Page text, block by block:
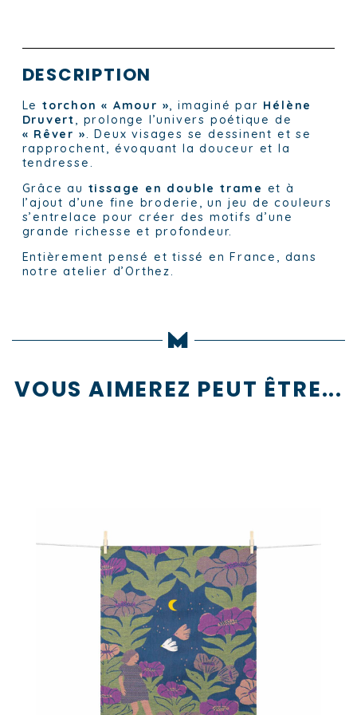
DESCRIPTION
Le torchon « Amour », imaginé par Hélène
Druvert, prolonge l’univers poétique de
« Rêver ». Deux visages se dessinent et se
rapprochent, évoquant la douceur et la
tendresse.
Grâce au tissage en double trame et à
l’ajout d’une fine broderie, un jeu de couleurs
s’entrelace pour créer des motifs d’une
grande richesse et profondeur.
Entièrement pensé et tissé en France, dans
notre atelier d’Orthez.
VOUS AIMEREZ PEUT ÊTRE...